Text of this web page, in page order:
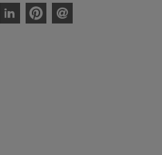
LinkedinPinterestEnvoyer